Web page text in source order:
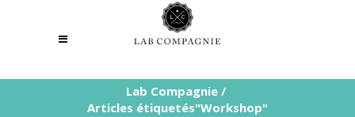
Lab Compagnie /
Articles étiquetés"Workshop"